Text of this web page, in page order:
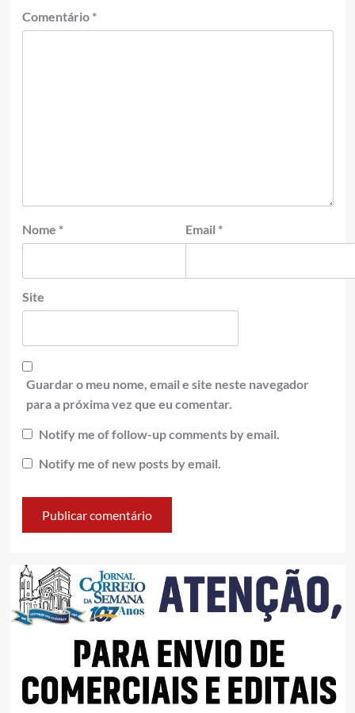
Comentário *
Nome * Email *
Site
Guardar o meu nome, email e site neste navegador
para a próxima vez que eu comentar.
Notify me of follow-up comments by email.
Notify me of new posts by email.